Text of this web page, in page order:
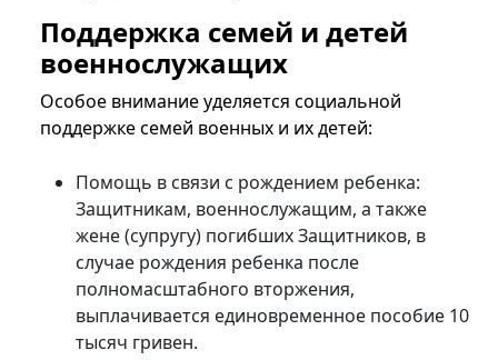
Поддержка семей и детей
военнослужащих
Особое внимание уделяется социальной
поддержке семей военных и их детей:
Помощь в связи с рождением ребенка:
Защитникам, военнослужащим, а также
жене (супругу) погибших Защитников, в
случае рождения ребенка после
полномасштабного вторжения,
выплачивается единовременное пособие 10
тысяч гривен.